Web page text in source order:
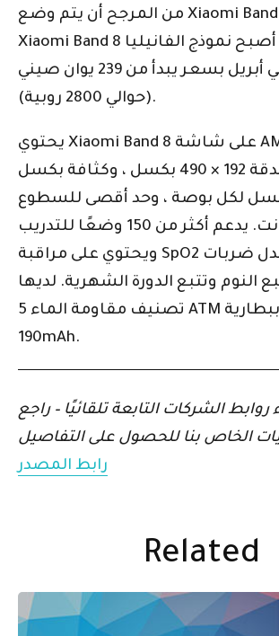
من المرجح أن يتم وضع Xiaomi Band 8 Pro فوق
Xiaomi Band 8 في السوق. أصبح نموذج الفانيليا
رسميًا في أبريل بسعر يبدأ من 239 يوان صيني
(حوالي 2800 روبية).
يحتوي Xiaomi Band 8 على شاشة AMOLED مقاس
1.62 بوصة بدقة 192 × 490 بكسل ، وكثافة بكسل
326 بكسل لكل بوصة ، وحد أقصى للسطوع
يبلغ 600 نت. يدعم أكثر من 150 وضعًا للتدريب
ويحتوي على مراقبة SpO2 ومراقبة معدل ضربات
النوم وتتبع الدورة الشهرية. لديها
تصنيف مقاومة الماء 5 ATM ومدعومة ببطارية
190mAh.
الشركات التابعة تلقائيًا – راجع
رابط المصدر
Related